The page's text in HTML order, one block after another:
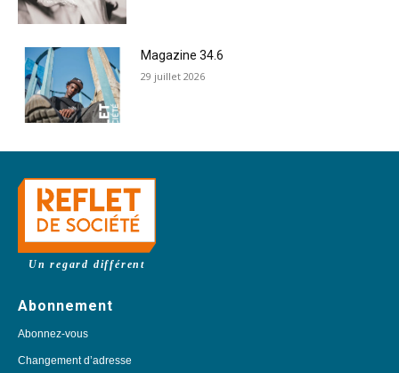
Magazine 34.6
29 juillet 2026
Un regard différent
Abonnement
Abonnez-vous
Changement d’adresse